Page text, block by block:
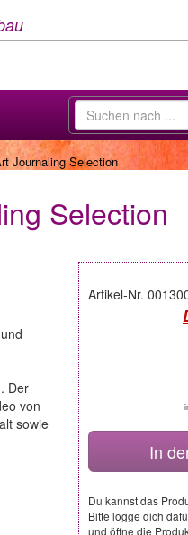
Journaling Selection
Selection
Artikel-Nr.
In
Du kannst das
Bitte logge dich
und öffne die
Der
von
sowie